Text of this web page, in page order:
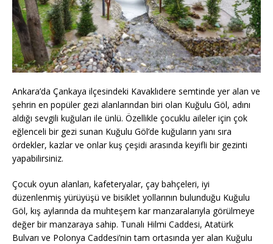
Ankara’da Çankaya ilçesindeki Kavaklıdere semtinde yer alan ve
şehrin en popüler gezi alanlarından biri olan Kuğulu Göl, adını
aldığı sevgili kuğuları ile ünlü. Özellikle çocuklu aileler için çok
eğlenceli bir gezi sunan Kuğulu Göl’de kuğuların yanı sıra
ördekler, kazlar ve onlar kuş çeşidi arasında keyifli bir gezinti
yapabilirsiniz.
Çocuk oyun alanları, kafeteryalar, çay bahçeleri, iyi
düzenlenmiş yürüyüşü ve bisiklet yollarının bulunduğu Kuğulu
Göl, kış aylarında da muhteşem kar manzaralarıyla görülmeye
değer bir manzaraya sahip. Tunalı Hilmi Caddesi, Atatürk
Bulvarı ve Polonya Caddesi’nin tam ortasında yer alan Kuğulu